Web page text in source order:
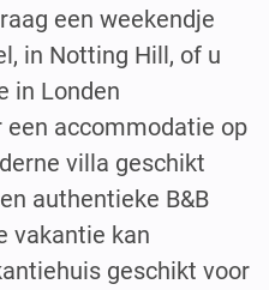
een weekendje
in Notting Hill, of u
in Londen
een accommodatie op
villa geschikt
authentieke B&B
vakantie kan
geschikt voor